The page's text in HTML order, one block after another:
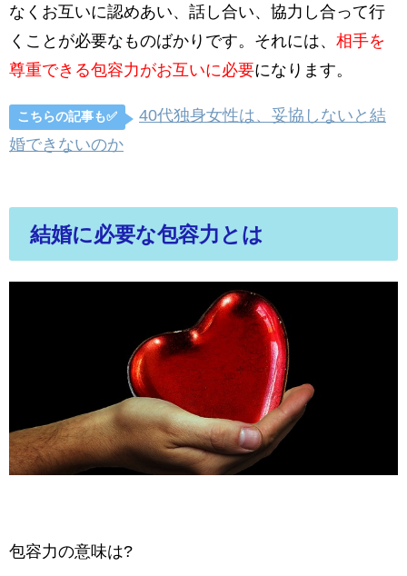
なくお互いに認めあい、話し合い、協力し合って行
くことが必要なものばかりです。それには、 相手を
尊重できる包容力がお互いに必要になります。
こちらの記事も✅
40代独身女性は、妥協しないと結
婚できないのか
結婚に必要な包容力とは
包容力の意味は?